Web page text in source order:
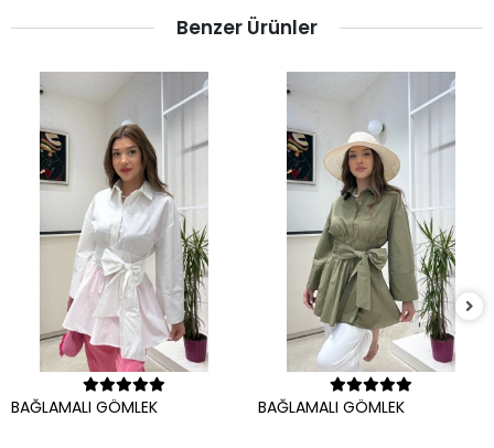
Benzer Ürünler
Sepete Ekle
BAĞLAMALI GÖMLEK Sepete Ekle
BAĞLAMALI GÖMLEK